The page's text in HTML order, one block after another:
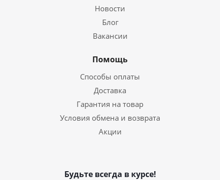
Новости
Блог
Вакансии
Помощь
Способы оплаты
Доставка
Гарантия на товар
Условия обмена и возврата
Акции
Будьте всегда в курсе!